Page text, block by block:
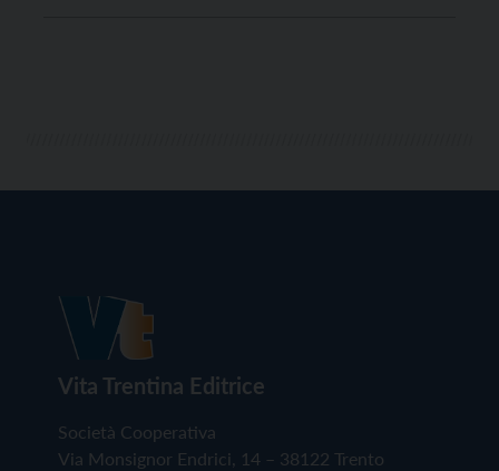
Vita Trentina Editrice
Società Cooperativa
Via Monsignor Endrici, 14 – 38122 Trento